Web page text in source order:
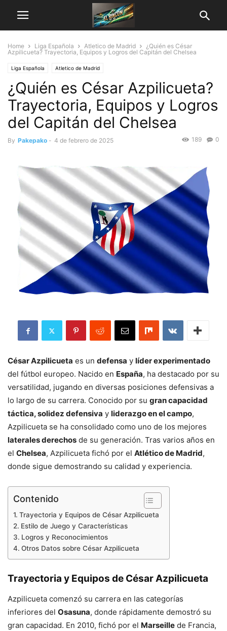
Home Liga Española Atletico de Madrid
¿Quién es César
Azpilicueta? Trayectoria, Equipos y Logros del Capitán del Chelsea
Liga Española Atletico de Madrid
¿Quién es César Azpilicueta?
Trayectoria, Equipos y Logros
del Capitán del Chelsea
By Pakepako - 4 de febrero de 2025 0
189
César Azpilicueta es un defensa y líder experimentado
del fútbol europeo. Nacido en España, ha destacado por su
versatilidad, jugando en diversas posiciones defensivas a
lo largo de su carrera. Conocido por su gran capacidad
táctica, solidez defensiva y liderazgo en el campo,
Azpilicueta se ha consolidado como uno de los mejores
laterales derechos de su generación. Tras varios años en
el Chelsea, Azpilicueta fichó por el Atlético de Madrid,
donde sigue demostrando su calidad y experiencia.
Contenido
Trayectoria y Equipos de César Azpilicueta
Estilo de Juego y Características
Logros y Reconocimientos
Otros Datos sobre César Azpilicueta
Trayectoria y Equipos de César Azpilicueta
Azpilicueta comenzó su carrera en las categorías
inferiores del Osasuna, donde rápidamente demostró su
gran capacidad. En 2010, fichó por el Marseille de Francia,